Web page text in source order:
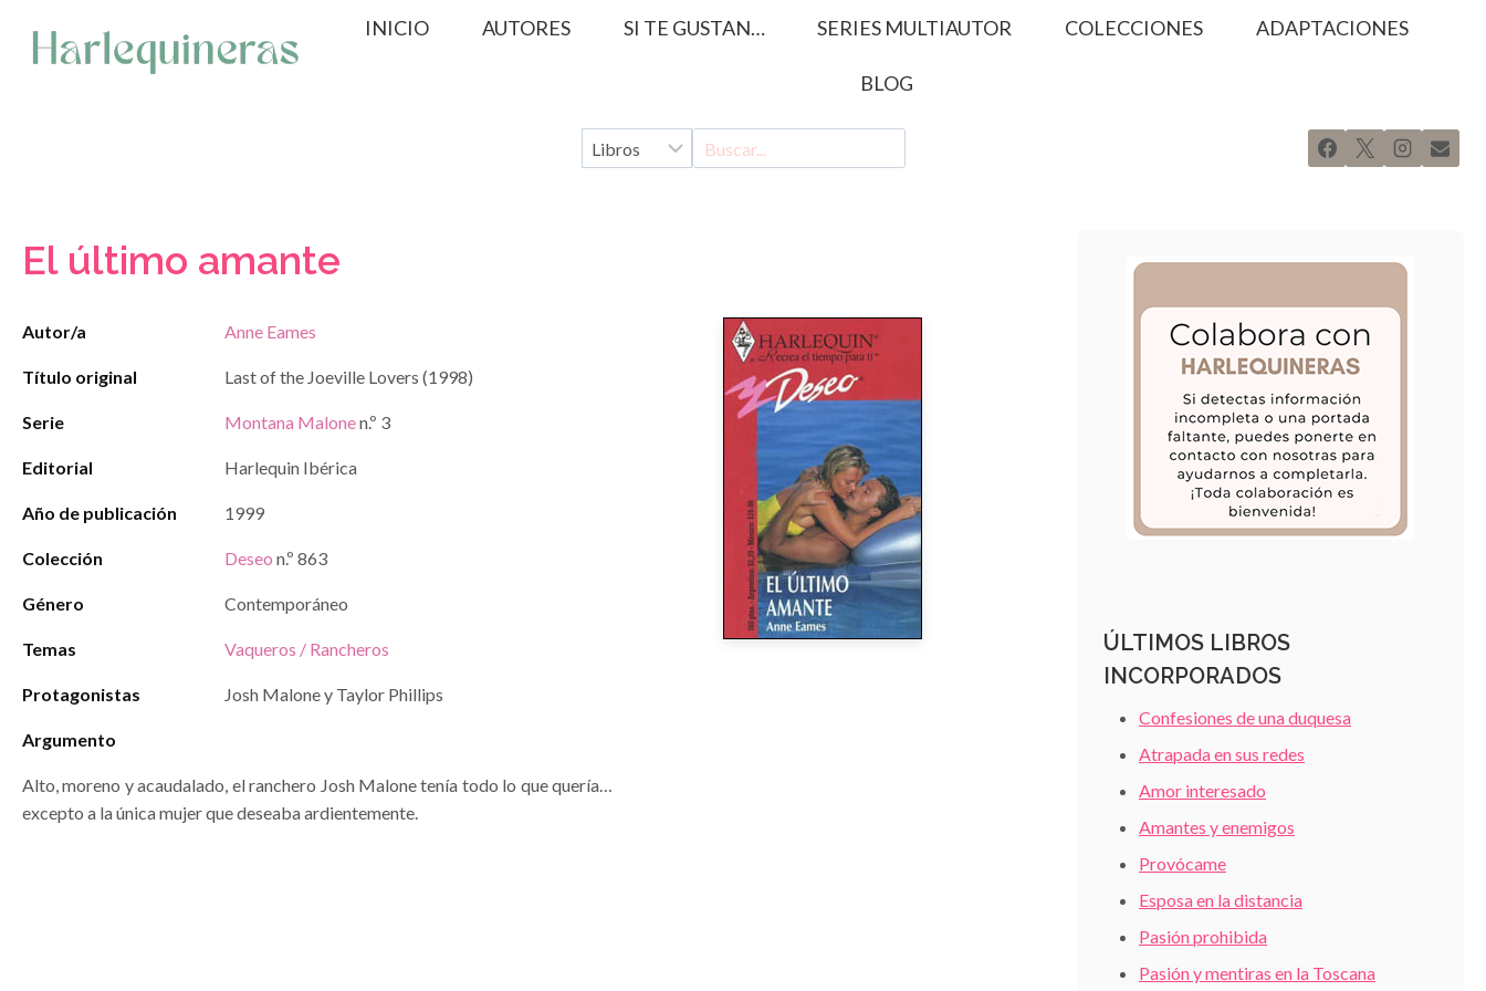
contenido
INICIO AUTORES SI TE GUSTAN… SERIES MULTIAUTOR COLECCIONES ADAPTACIONES
BLOG
El último amante
Autor/a Anne Eames
Título original Last of the Joeville Lovers (1998)
Serie Montana Malonen.º 3
Editorial Harlequin Ibérica
Año de publicación 1999
Colección Deseo n.º 863
Género Contemporáneo
Temas Vaqueros / Rancheros
Protagonistas Josh Malone y Taylor Phillips
Argumento
Alto, moreno y acaudalado, el ranchero Josh Malone tenía todo lo que quería…
excepto a la única mujer que deseaba ardientemente.
ÚLTIMOS LIBROS
INCORPORADOS
Confesiones de una duquesa
Atrapada en sus redes
Amor interesado
Amantes y enemigos
Provócame
Esposa en la distancia
Pasión prohibida
Pasión y mentiras en la Toscana